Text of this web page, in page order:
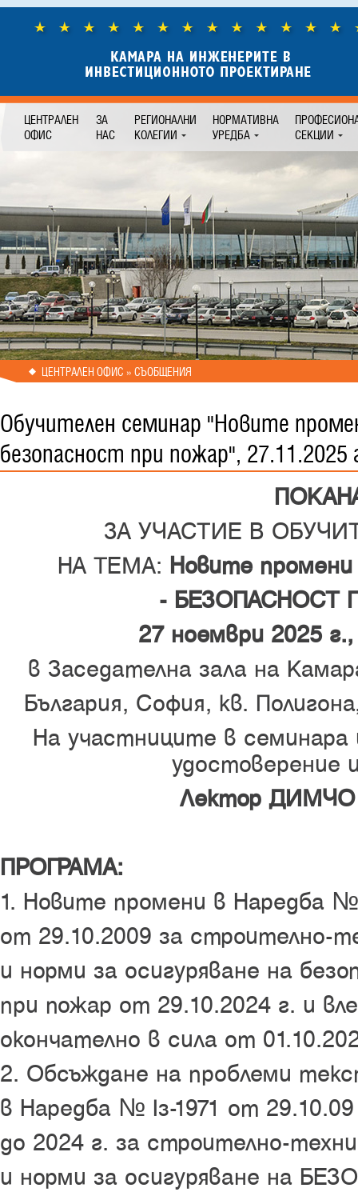
ЦЕНТРАЛЕН
ОФИС
ЗА
НАС
РЕГИОНАЛНИ
КОЛЕГИИ
НОРМАТИВНА
УРЕДБА
СЕКЦИИ
ЦЕНТРАЛЕН ОФИС » СЪОБЩЕНИЯ
Обучителен семинар "Новите
безопасност при пожар", 27.11.2025
ЗА УЧАСТИЕ В
НА ТЕМА: Новите
- БЕЗОПАСНОСТ
27 ноември 2025
в Заседателна зала на
България, София, кв.
На участниците в
удостоверение
Лектор
ПРОГРАМА:
1. Новите промени в Наредба №
от 29.10.2009 за строително-
и норми за осигуряване на
при пожар от 29.10.2024 г. и
окончателно в сила от
2. Обсъждане на проблеми
в Наредба № Iз-1971 от
до 2024 г. за строително-
и норми за осигуряване на